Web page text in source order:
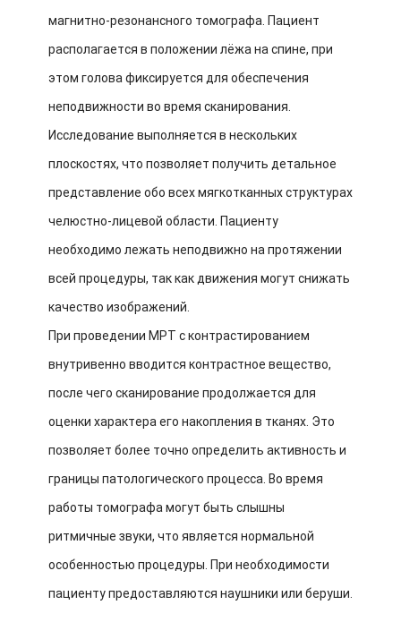
магнитно-резонансного томографа. Пациент
располагается в положении лёжа на спине, при
этом голова фиксируется для обеспечения
неподвижности во время сканирования.
Исследование выполняется в нескольких
плоскостях, что позволяет получить детальное
представление обо всех мягкотканных структурах
челюстно-лицевой области. Пациенту
необходимо лежать неподвижно на протяжении
всей процедуры, так как движения могут снижать
качество изображений.
При проведении МРТ с контрастированием
внутривенно вводится контрастное вещество,
после чего сканирование продолжается для
оценки характера его накопления в тканях. Это
позволяет более точно определить активность и
границы патологического процесса. Во время
работы томографа могут быть слышны
ритмичные звуки, что является нормальной
особенностью процедуры. При необходимости
пациенту предоставляются наушники или беруши.